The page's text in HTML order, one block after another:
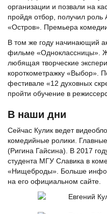
организации и позвали на
пройдя отбор, получил
«Остров». Премьера
В том же году начинающий
фильме «Одноклассницы».
любящая творческие
короткометражку «Выбор».
фестивале «12 духовных
пройти обучение в
В наши дни
Сейчас Кулик ведет
комедийные ролики.
(Ригина Гайсина). В 2017
студента МГУ Славика в
«Нищеброды». Больше
на его официальном сайте.